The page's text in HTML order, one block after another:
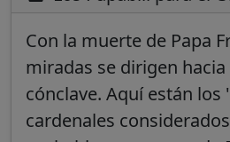
Con la muerte de Papa
miradas se dirigen
cónclave. Aquí están los
cardenales